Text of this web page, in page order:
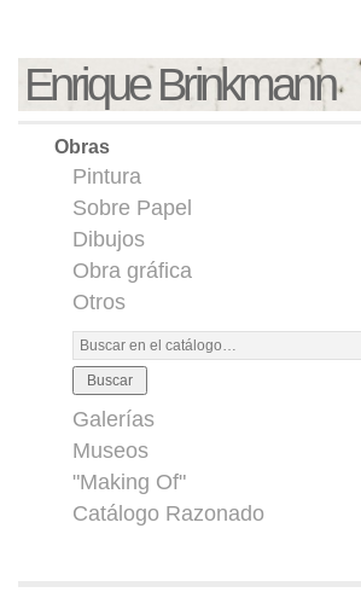
Enrique Brinkmann
Obras
Pintura
Sobre Papel
Dibujos
Obra gráfica
Otros
Buscar
Galerías
Museos
"Making Of"
Catálogo Razonado